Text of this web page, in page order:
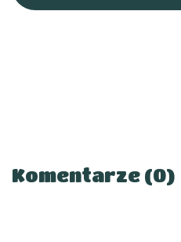
Komentarze (0)